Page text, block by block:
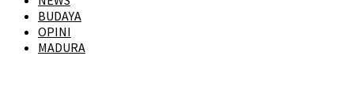
BUDAYA
OPINI
MADURA